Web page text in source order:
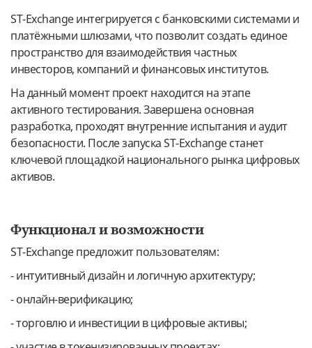
ST-Exchange интегрируется с банковскими системами и
платёжными шлюзами, что позволит создать единое
пространство для взаимодействия частных
инвесторов, компаний и финансовых институтов.
На данный момент проект находится на этапе
активного тестирования. Завершена основная
разработка, проходят внутренние испытания и аудит
безопасности. После запуска ST-Exchange станет
ключевой площадкой национального рынка цифровых
активов.
Функционал и возможности
ST-Exchange предложит пользователям:
- интуитивный дизайн и логичную архитектуру;
- онлайн-верификацию;
- торговлю и инвестиции в цифровые активы;